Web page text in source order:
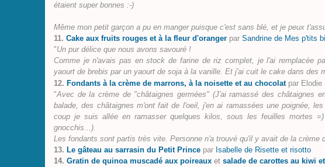
étaient super bonnes :-)
Même mon petit garçon a pu en manger puisque c'est sans blé, et je peux
11. Cake aux fruits rouges et à la fleur d'oranger par Sandrine de Mes p'tits
"Un pur délice que nous avons savouré !
Comme je n'avais pas en stock de farine de riz complet, je l'ai remplacée
yaourt de brebis par un yaourt de soja à la vanille. Et j'ai cuit le cake dans des
12. Fondants à la crème de marrons, à la noisette et au chocolatpar Elodie
"Avec de la crème de "châtaignes germées" (J'ai ramassé des châtaignes
balade, des châtaignes m'ont fait de l'oeil, j'en ai ramassées une poignée,
coup je suis allée en ramasser quelques kilos, sous les feuilles mortes
gnocchis...).
Les fondants sont partis très vite. Personne n'a trouvé qu'il y avait de la crème
13. Le gâteau au sarrasin du Petit Prince par Isabelle de Risette et risotto
14. Gratin de quinoa muscadé aux poireaux et salade de carottes au kiwi